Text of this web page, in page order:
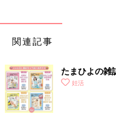
関連記事
たまひよの雑
妊活